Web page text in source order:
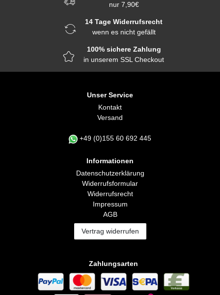
nur 7,90€
14 Tage Widerrufsrecht
wenn es nicht gefällt
100% sichere Zahlung
in unserem SSL Checkout
Unser Service
Kontakt
Versand
+49 (0)155 60 692 445
Informationen
Daten­schutz­erklärung
Widerrufs­formular
Widerrufs­recht
Impressum
AGB
Vertrag widerrufen
Zahlungsarten